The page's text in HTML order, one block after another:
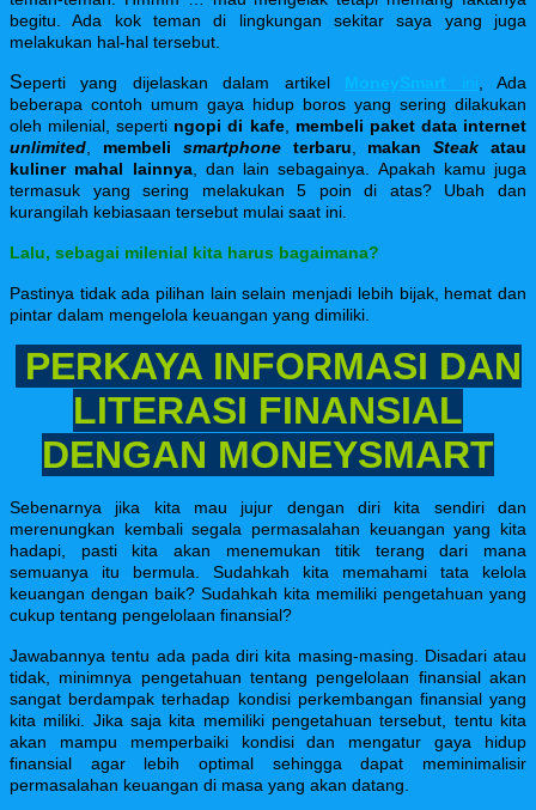
begitu. Ada kok teman di lingkungan sekitar saya yang juga
melakukan hal-hal tersebut.
Seperti yang dijelaskan dalam artikel MoneySmart ini, Ada
beberapa contoh umum gaya hidup boros yang sering dilakukan
oleh milenial, seperti ngopi di kafe, membeli paket data internet
unlimited, membeli smartphoneterbaru, makanSteak atau
kuliner mahal lainnya, dan lain sebagainya. Apakah kamu juga
termasuk yang sering melakukan 5 poin di atas? Ubah dan
kurangilah kebiasaan tersebut mulai saat ini.
Lalu, sebagai milenial kita harus bagaimana?
Pastinya tidak ada pilihan lain selain menjadi lebih bijak, hemat dan
pintar dalam mengelola keuangan yang dimiliki.
PERKAYA INFORMASI DAN
LITERASI FINANSIAL
DENGAN MONEYSMART
Sebenarnya jika kita mau jujur dengan diri kita sendiri dan
merenungkan kembali segala permasalahan keuangan yang kita
hadapi, pasti kita akan menemukan titik terang dari mana
semuanya itu bermula. Sudahkah kita memahami tata kelola
keuangan dengan baik? Sudahkah kita memiliki pengetahuan yang
cukup tentang pengelolaan finansial?
Jawabannya tentu ada pada diri kita masing-masing. Disadari atau
tidak, minimnya pengetahuan tentang pengelolaan finansial akan
sangat berdampak terhadap kondisi perkembangan finansial yang
kita miliki. Jika saja kita memiliki pengetahuan tersebut, tentu kita
akan mampu memperbaiki kondisi dan mengatur gaya hidup
finansial agar lebih optimal sehingga dapat meminimalisir
permasalahan keuangan di masa yang akan datang.